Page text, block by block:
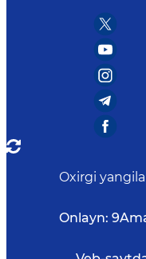
Oxirgi
Onlayn: 9